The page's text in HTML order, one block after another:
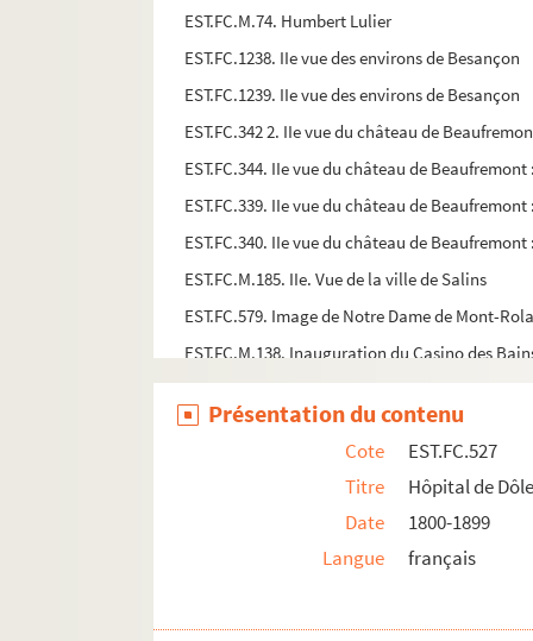
EST.FC.M.74. Humbert Lulier
EST.FC.1238. IIe vue des environs de Besançon
EST.FC.1239. IIe vue des environs de Besançon
EST.FC.342 2. IIe vue du château de
EST.FC.344. IIe vue du château de
EST.FC.339. IIe vue du château de
EST.FC.340. IIe vue du château de
EST.FC.M.185. IIe. Vue de la ville de Salins
EST.FC.579. Image de Notre Dame de Mont-
EST.FC.M.138. Inauguration du Casino des
EST.FC.61. Intérieur de la glacière de Chaux
EST.FC.534. Intérieur de la Grande Fontaine à
EST.FC.335. Intérieur de la tour de Rupt :
EST.FC.4039. Intérieur de l'annexe des
EST.FC.426. Intérieur de l'une des tours du
EST.FC.427. Intérieur de l'une des tours du
Présentation du contenu
Cote
EST.FC.527
Titre
Hôpital de
Date
1800-1899
Langue
français